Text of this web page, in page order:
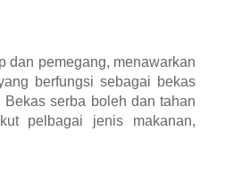
dan pemegang, menawarkan
berfungsi sebagai bekas
serba boleh dan tahan
pelbagai jenis makanan,